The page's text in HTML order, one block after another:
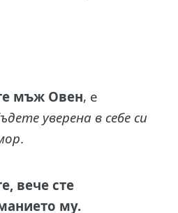
мъж Овен, е
уверена в себе си
.
вече сте
му.